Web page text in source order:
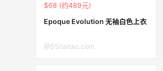
$68 (约489元)
Epoque Evolution 无袖白色上衣
@55haitao.com
30%返利
54人获得返利
Eileen Fisher